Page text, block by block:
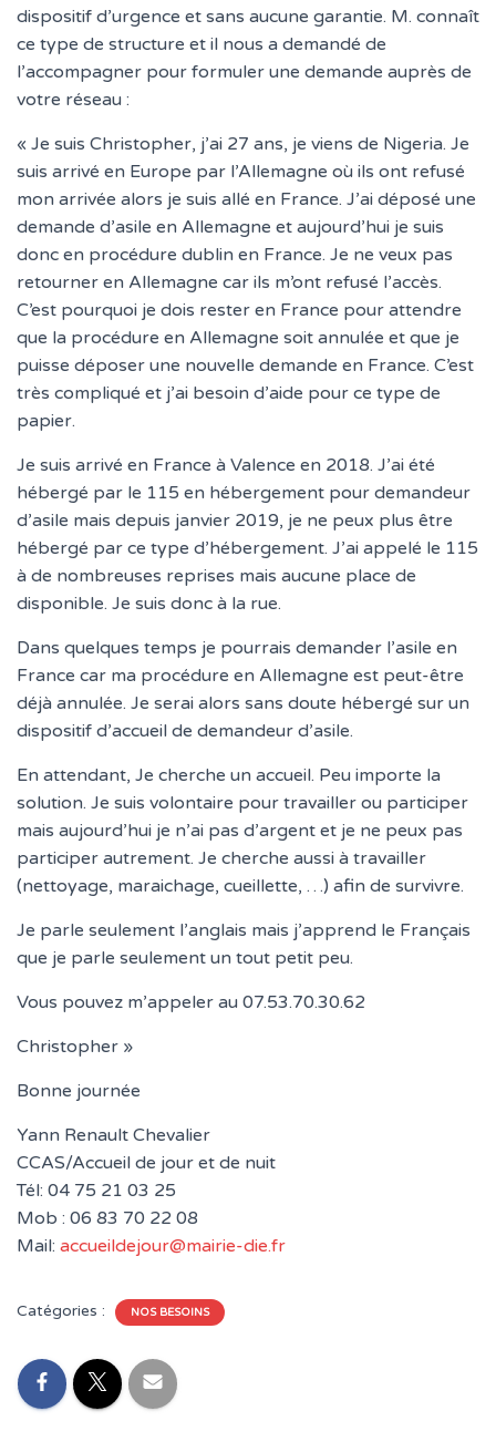
dispositif d’urgence et sans aucune garantie. M. connaît
ce type de structure et il nous a demandé de
l’accompagner pour formuler une demande auprès de
votre réseau :
« Je suis Christopher, j’ai 27 ans, je viens de Nigeria. Je
suis arrivé en Europe par l’Allemagne où ils ont refusé
mon arrivée alors je suis allé en France. J’ai déposé une
demande d’asile en Allemagne et aujourd’hui je suis
donc en procédure dublin en France. Je ne veux pas
retourner en Allemagne car ils m’ont refusé l’accès.
C’est pourquoi je dois rester en France pour attendre
que la procédure en Allemagne soit annulée et que je
puisse déposer une nouvelle demande en France. C’est
très compliqué et j’ai besoin d’aide pour ce type de
papier.
Je suis arrivé en France à Valence en 2018. J’ai été
hébergé par le 115 en hébergement pour demandeur
d’asile mais depuis janvier 2019, je ne peux plus être
hébergé par ce type d’hébergement. J’ai appelé le 115
à de nombreuses reprises mais aucune place de
disponible. Je suis donc à la rue.
Dans quelques temps je pourrais demander l’asile en
France car ma procédure en Allemagne est peut-être
déjà annulée. Je serai alors sans doute hébergé sur un
dispositif d’accueil de demandeur d’asile.
En attendant, Je cherche un accueil. Peu importe la
solution. Je suis volontaire pour travailler ou participer
mais aujourd’hui je n’ai pas d’argent et je ne peux pas
participer autrement. Je cherche aussi à travailler
(nettoyage, maraichage, cueillette, …) afin de survivre.
Je parle seulement l’anglais mais j’apprend le Français
que je parle seulement un tout petit peu.
Vous pouvez m’appeler au 07.53.70.30.62
Christopher »
Bonne journée
Yann Renault Chevalier
CCAS/Accueil de jour et de nuit
Tél: 04 75 21 03 25
Mob : 06 83 70 22 08
Mail: accueildejour@mairie-die.fr
Catégories : NOS BESOINS